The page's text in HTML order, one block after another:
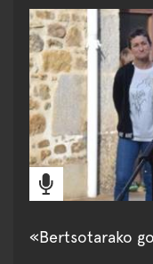
«Bertsotarako